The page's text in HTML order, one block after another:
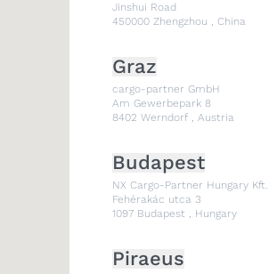
Jinshui Road
450000 Zhengzhou , China
Graz
cargo-partner GmbH
Am Gewerbepark 8
8402 Werndorf , Austria
Budapest
NX Cargo-Partner Hungary Kft.
Fehérakác utca 3
1097 Budapest , Hungary
Piraeus